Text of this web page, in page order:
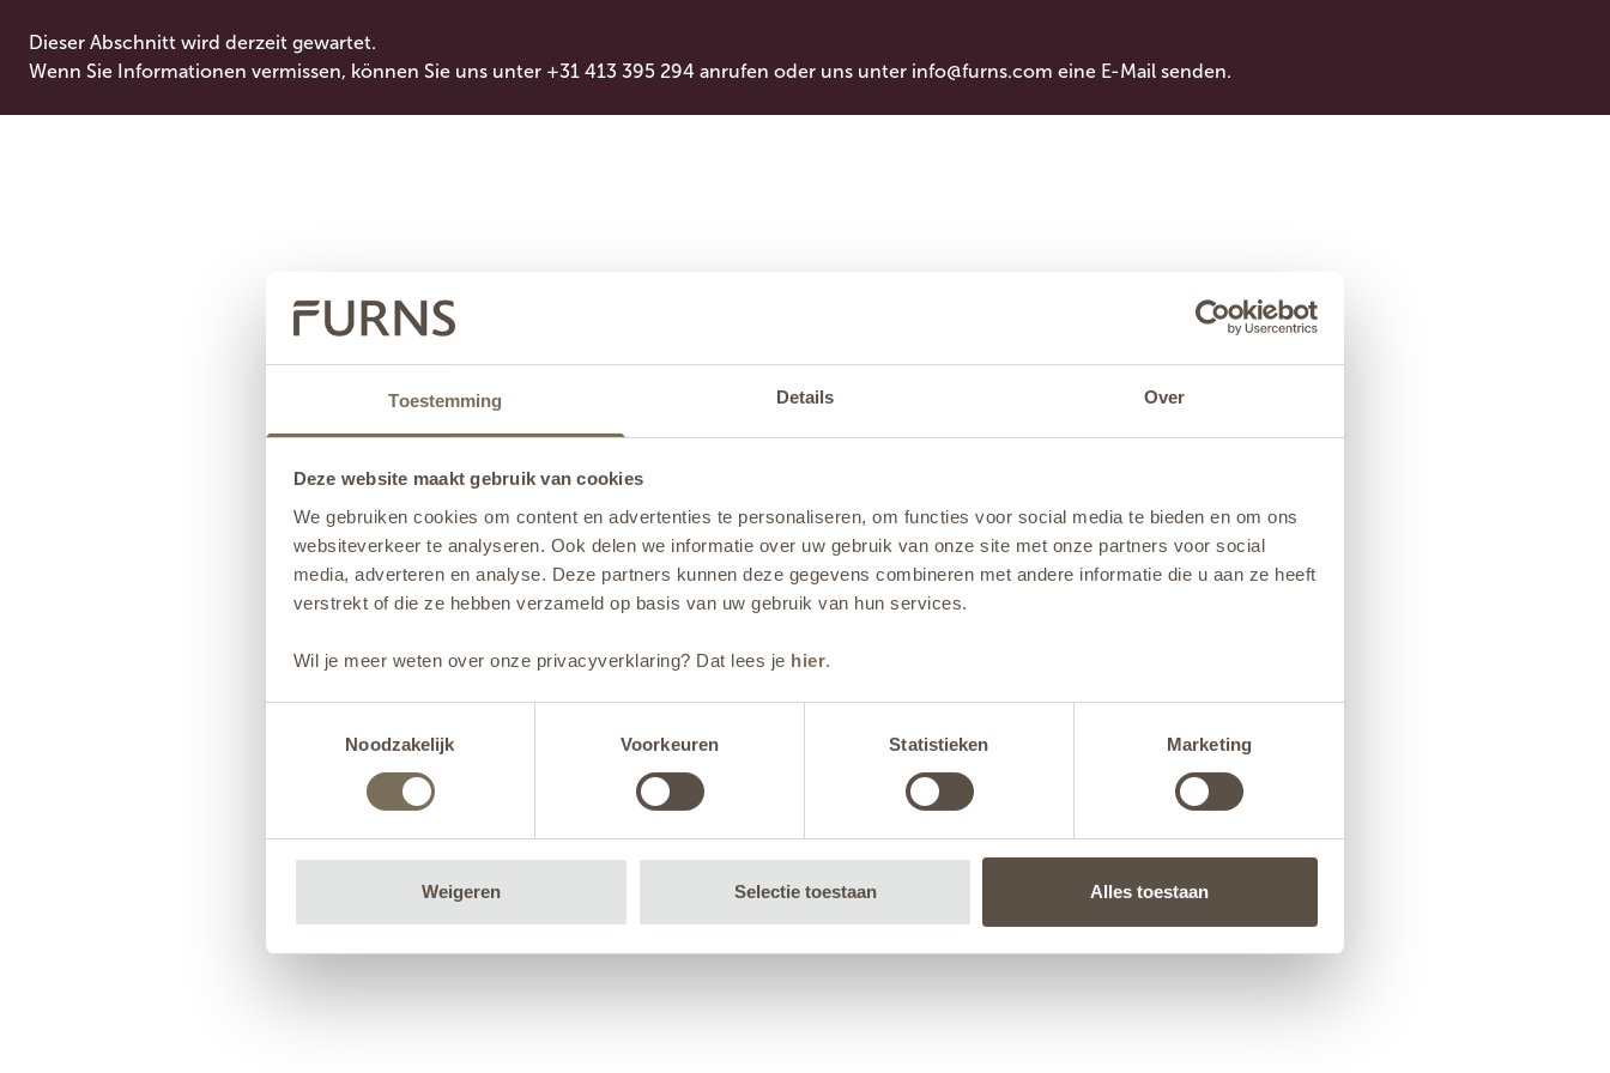
Toestemming Details Over
Deze website maakt gebruik van cookies
We gebruiken cookies om content en advertenties te personaliseren, om functies voor social media te bieden en om ons
websiteverkeer te analyseren. Ook delen we informatie over uw gebruik van onze site met onze partners voor social
media, adverteren en analyse. Deze partners kunnen deze gegevens combineren met andere informatie die u aan ze heeft
verstrekt of die ze hebben verzameld op basis van uw gebruik van hun services.
Wil je meer weten over onze privacyverklaring? Dat lees je hier.
Noodzakelijk
Voorkeuren Statistieken Marketing
Weigeren Selectie toestaan Alles toestaan
Dieser Abschnitt wird derzeit gewartet.
Wenn Sie Informationen vermissen, können Sie uns unter +31 413 395 294 anrufen oder uns unter info@furns.com eine E-Mail senden.